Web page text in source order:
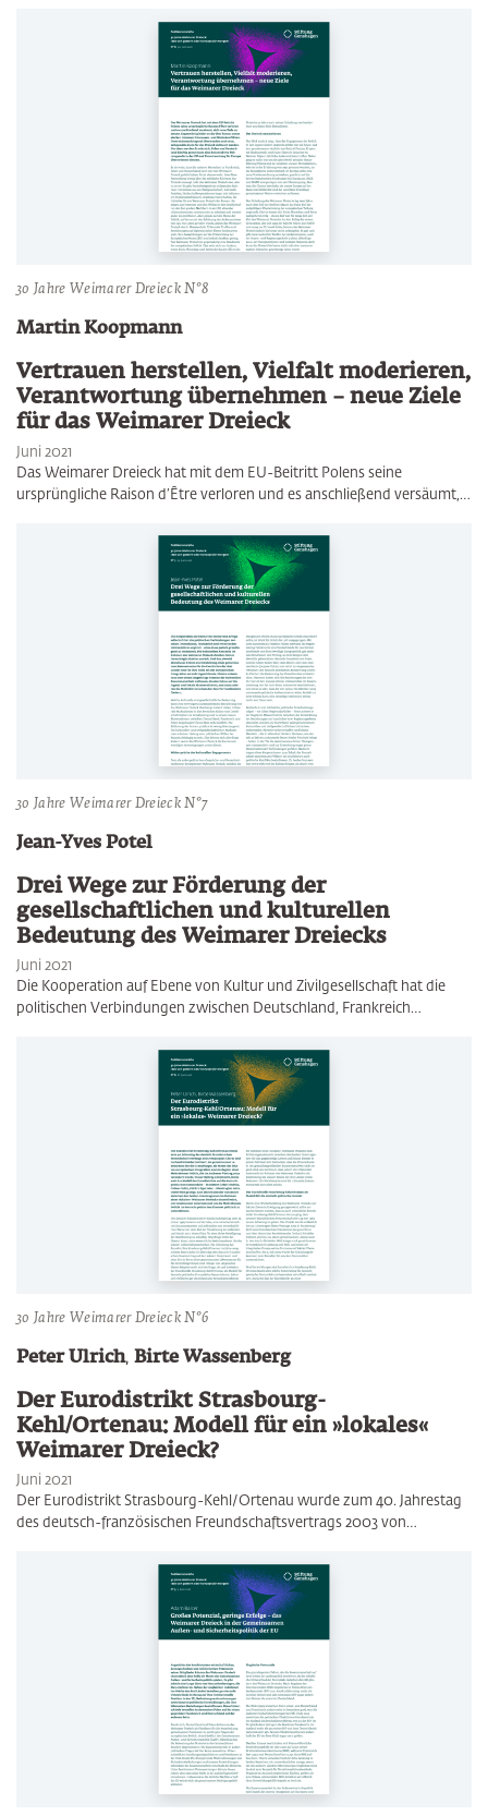
30 Jahre Weimarer Dreieck N°8
Martin Koopmann
Vertrauen herstellen, Vielfalt moderieren,
Verantwortung übernehmen – neue Ziele
für das Weimarer Dreieck
Juni 2021
Das Weimarer Dreieck hat mit dem EU-Beitritt Polens seine
ursprüngliche Raison d’Être verloren und es anschließend versäumt,…
30 Jahre Weimarer Dreieck N°7
Jean-Yves Potel
Drei Wege zur Förderung der
gesellschaftlichen und kulturellen
Bedeutung des Weimarer Dreiecks
Juni 2021
Die Kooperation auf Ebene von Kultur und Zivilgesellschaft hat die
politischen Verbindungen zwischen Deutschland, Frankreich…
30 Jahre Weimarer Dreieck N°6
Peter Ulrich, Birte Wassenberg
Der Eurodistrikt Strasbourg-
Kehl/Ortenau: Modell für ein »lokales«
Weimarer Dreieck?
Juni 2021
Der Eurodistrikt Strasbourg-Kehl/Ortenau wurde zum 40. Jahrestag
des deutsch-französischen Freundschaftsvertrags 2003 von…